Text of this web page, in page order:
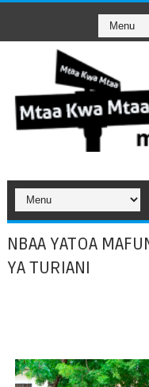
NBAA YATOA
YA TURIANI